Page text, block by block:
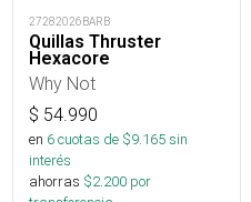
27282026BARB
Quillas Thruster
Hexacore
Why Not
$ 54.990
en 6cuotas de $9.165sin
interés
ahorras $2.200 por